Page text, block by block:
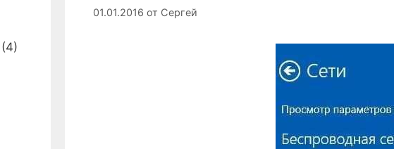
01.01.2016 от Сергей
(4)